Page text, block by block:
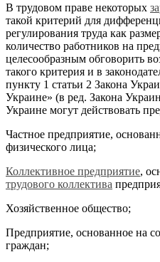
В трудовом праве некоторых
такой критерий для
регулирования труда как
количество работников на
целесообразным обговорить
такого критерия и в
пункту 1 статьи 2 Закона
Украине» (в ред. Закона
Украине могут действовать
Частное предприятие,
физического лица;
Коллективное предприятие,
трудового коллектива
Хозяйственное общество;
Предприятие, основанное на
граждан;